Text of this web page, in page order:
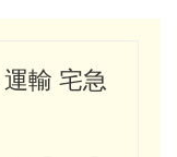
輸 宅急